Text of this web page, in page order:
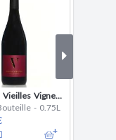
Luberon Vieilles Vignes - rouge
- 0.75L